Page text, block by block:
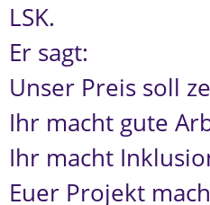
LSK.
Er sagt:
Unser Preis soll
Ihr macht gute
Ihr macht
Euer Projekt